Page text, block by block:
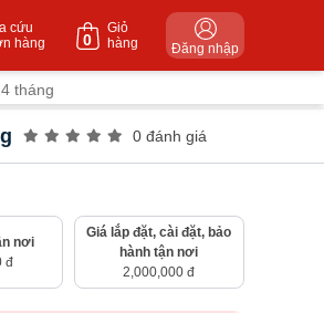
cứu
hàng
Giỏ
hàng
0 Đăng nhập
tháng
0 đánh giá
nơi
đ
Giá lắp đặt, cài đặt, bảo
hành tận nơi
2,000,000 đ